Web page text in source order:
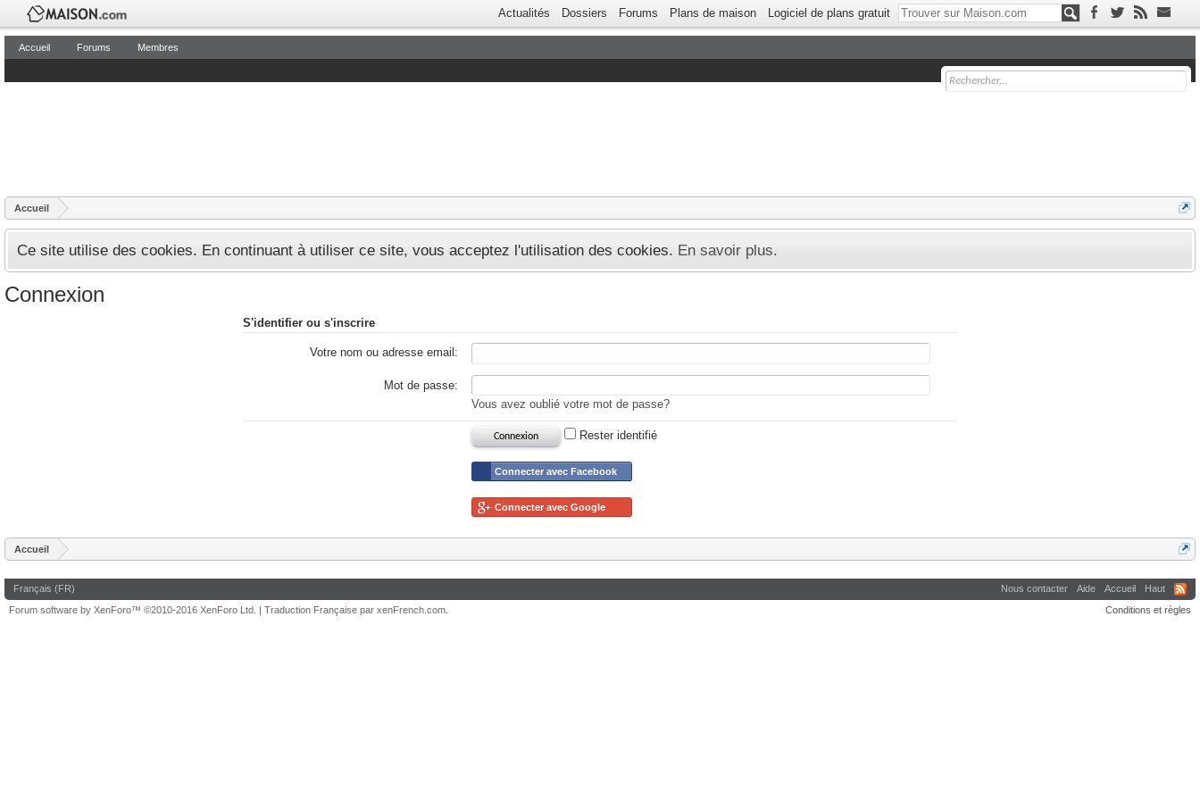
Accueil
Ce site utilise des cookies. En continuant à utiliser ce site, vous acceptez l'utilisation des cookies. En savoir plus.
Connexion
S'identifier ou s'inscrire
Votre nom ou adresse email:
Mot de passe:
Vous avez oublié votre mot de passe?
Rester identifié
Connecter avec Facebook
Connecter avec Google
Accueil
Actualités Dossiers Forums Plans de maison Logiciel de plans gratuit
Accueil Forums Membres
Français (FR) Nous contacter Aide Accueil
Haut
Conditions et règles
Forum software by XenForo™ ©2010-2016 XenForo Ltd. | Traduction Française par xenFrench.com.